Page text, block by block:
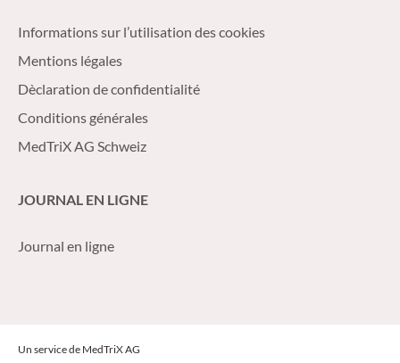
Informations sur l’utilisation des cookies
Mentions légales
Dèclaration de confidentialité
Conditions générales
MedTriX AG Schweiz
JOURNAL EN LIGNE
Journal en ligne
Un service de MedTriX AG